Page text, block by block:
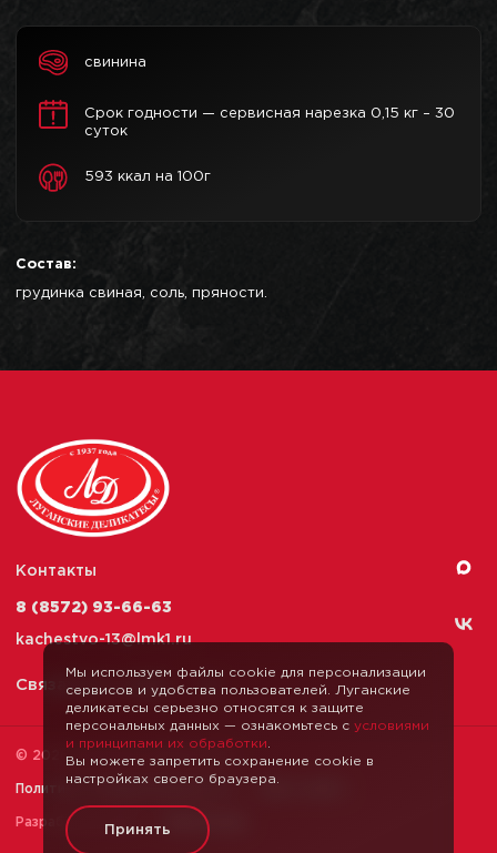
Мы используем файлы cookie для персонализации
сервисов и удобства пользователей. Луганские
деликатесы серьезно относятся к защите
персональных данных — ознакомьтесь с условиями
и принципами их обработки
Вы можете запретить сохранение cookie в
настройках своего браузера.
Принять
свинина
Срок годности — сервисная нарезка 0,15 кг – 30
суток
593 ккал на 100г
Состав:
грудинка свиная, соль, пряности.
Контакты
8 (8572) 93-66-63
kachestvo-13@lmk1.ru
Связаться с нами
© 2026 Луганские Деликатесы
Политика конфиденциальности Карта сайта
Разработка сайта — Webformula